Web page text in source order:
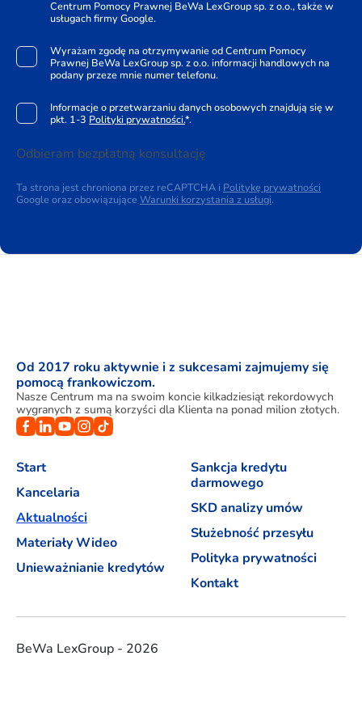
Centrum Pomocy Prawnej BeWa LexGroup sp. z o.o., także w
usługach firmy Google.
Wyrażam zgodę na otrzymywanie od Centrum Pomocy
Prawnej BeWa LexGroup sp. z o.o. informacji handlowych na
podany przeze mnie numer telefonu.
Informacje o przetwarzaniu danych osobowych znajdują się w
pkt. 1-3 Polityki prywatności.*.
Odbieram bezpłatną konsultację
Ta strona jest chroniona przez reCAPTCHA i Politykę prywatności
Google oraz obowiązujące Warunki korzystania z usługi.
Od 2017 roku aktywnie i z sukcesami zajmujemy się
pomocą frankowiczom.
Nasze Centrum ma na swoim koncie kilkadziesiąt rekordowych
wygranych z sumą korzyści dla Klienta na ponad milion złotych.
Start
Kancelaria
Aktualności
Materiały Wideo
Unieważnianie kredytów
Sankcja kredytu
darmowego
SKD analizy umów
Służebność przesyłu
Polityka prywatności
Kontakt
BeWa LexGroup - 2026